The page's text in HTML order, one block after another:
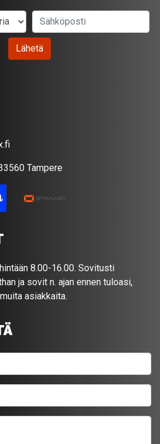
Lähetä
Tampere
8.00-16.00. Sovitusti
ja sovit n. ajan ennen tuloasi,
asiakkaita.